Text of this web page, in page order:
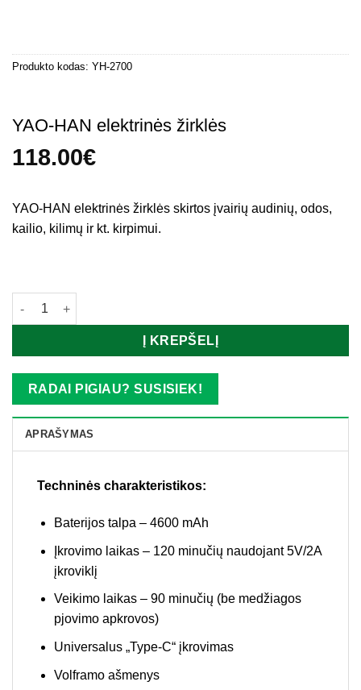
Produkto kodas: YH-2700
YAO-HAN elektrinės žirklės
118.00€
YAO-HAN elektrinės žirklės skirtos įvairių audinių, odos,
kailio, kilimų ir kt. kirpimui.
produkto kiekis: YAO-HAN elektrinės žirklės
Į KREPŠELĮ
RADAI PIGIAU? SUSISIEK!
APRAŠYMAS
Techninės charakteristikos:
Baterijos talpa – 4600 mAh
Įkrovimo laikas – 120 minučių naudojant 5V/2A
įkroviklį
Veikimo laikas – 90 minučių (be medžiagos
pjovimo apkrovos)
Universalus „Type-C“ įkrovimas
Volframo ašmenys